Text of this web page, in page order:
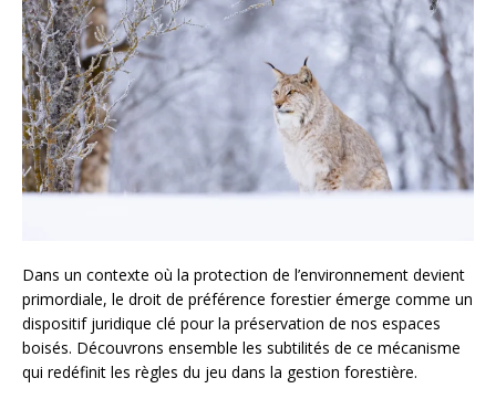
Dans un contexte où la protection de l’environnement devient
primordiale, le droit de préférence forestier émerge comme un
dispositif juridique clé pour la préservation de nos espaces
boisés. Découvrons ensemble les subtilités de ce mécanisme
qui redéfinit les règles du jeu dans la gestion forestière.